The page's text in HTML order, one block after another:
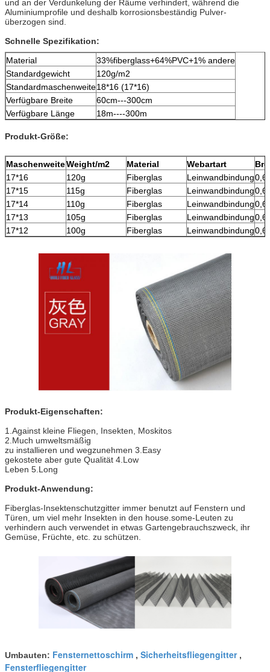
und an der Verdunkelung der Räume verhindert, während die
Aluminiumprofile und deshalb korrosionsbeständig Pulver-
überzogen sind.
Schnelle Spezifikation:
Material
33%fiberglass+64%PVC+1% andere
Standardgewicht
120g/m2
Standardmaschenweite18*16 (17*16)
Verfügbare Breite
60cm---300cm
Verfügbare Länge
18m----300m
Produkt-Größe:
MaschenweiteWeight/m2 Material Webartart
17*16
120g Fiberglas Leinwandbindung
17*15
115g Fiberglas Leinwandbindung
17*14
110g Fiberglas Leinwandbindung
17*13
105g Fiberglas Leinwandbindung
17*12
100g Fiberglas Leinwandbindung
Produkt-Eigenschaften:
1.Against kleine Fliegen, Insekten, Moskitos
2.Much umweltsmäßig
zu installieren und wegzunehmen 3.Easy
gekostete aber gute Qualität 4.Low
Leben 5.Long
Produkt-Anwendung:
Fiberglas-Insektenschutzgitter immer benutzt auf Fenstern und
Türen, um viel mehr Insekten in den house.some-Leuten zu
verhindern auch verwendet in etwas Gartengebrauchszweck, ihr
Gemüse, Früchte, etc. zu schützen.
Umbauten: Fensternettoschirm , Sicherheitsfliegengitter,
Fensterfliegengitter